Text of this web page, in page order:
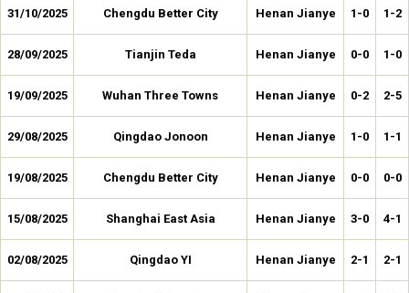
31/10/2025 Chengdu Better City Henan Jianye 1-0 1-2
28/09/2025 Tianjin Teda Henan Jianye 0-0 1-0
19/09/2025 Wuhan Three Towns Henan Jianye 0-2 2-5
29/08/2025 Qingdao Jonoon Henan Jianye 1-0 1-1
19/08/2025 Chengdu Better City Henan Jianye 0-0 0-0
15/08/2025 Shanghai East Asia Henan Jianye 3-0 4-1
02/08/2025 Qingdao YI Henan Jianye 2-1 2-1